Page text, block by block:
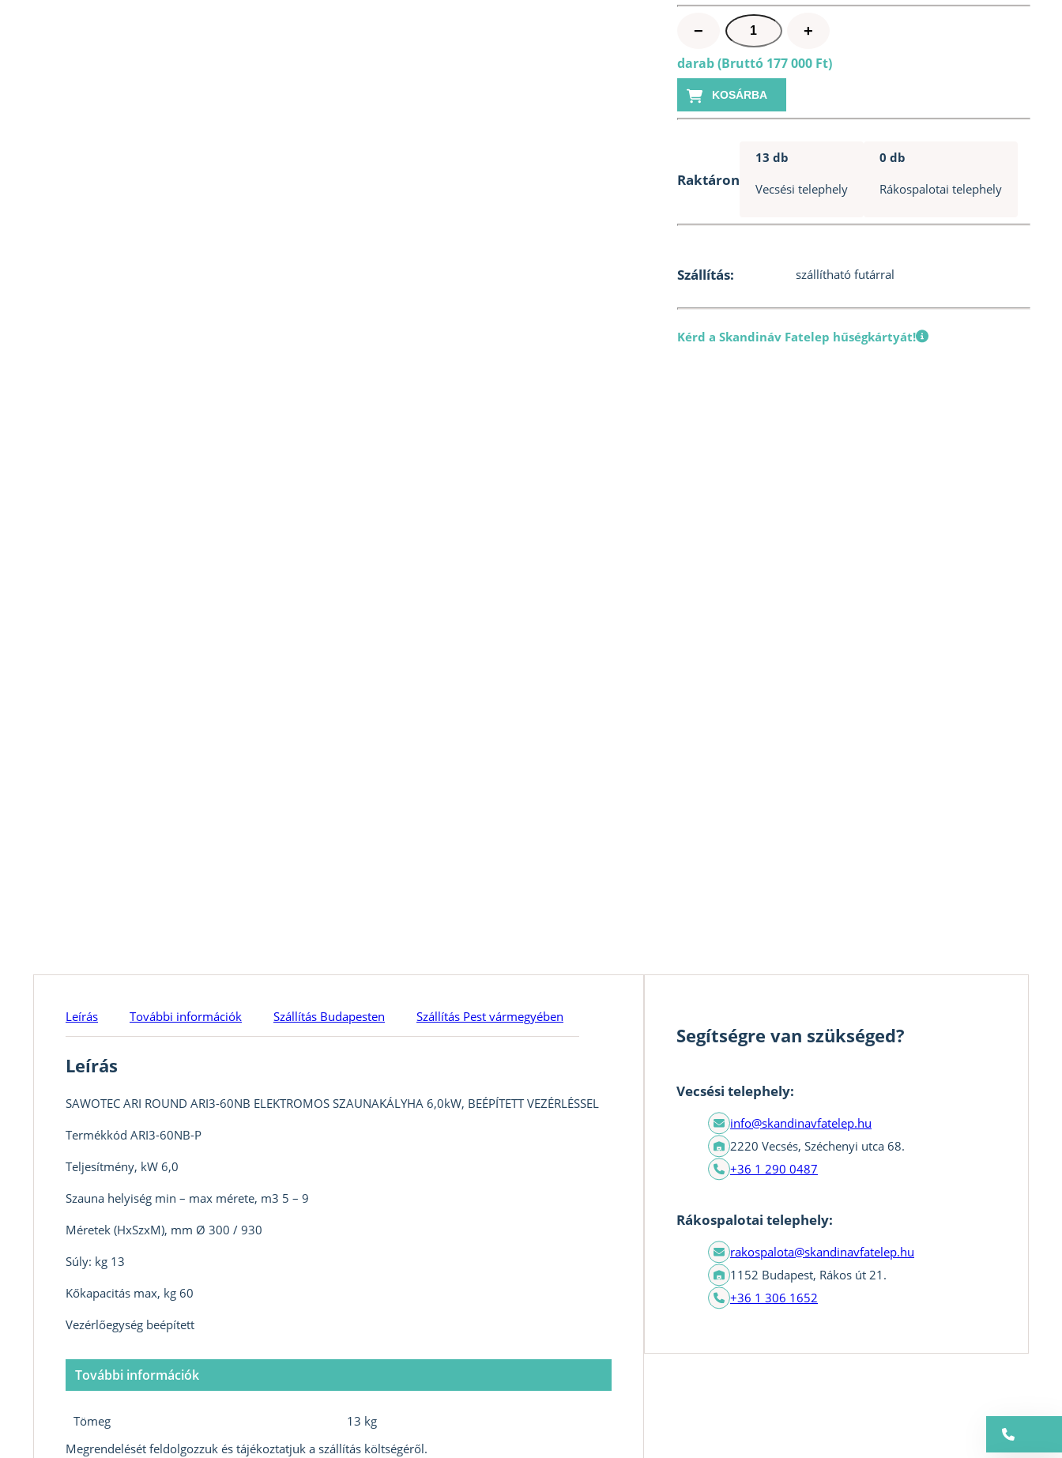
−
Sawo
ARI3
60NB
6,0
kW
kőtorony
mennyiség
+
darab (Bruttó 177 000 Ft)
KOSÁRBA
Raktáron
13 db
Vecsési telephely
0 db
Rákospalotai telephely
Szállítás: szállítható futárral
Kérd a Skandináv Fatelep hűségkártyát!
Leírás További információk Szállítás Budapesten Szállítás Pest vármegyében
Leírás
SAWOTEC ARI ROUND ARI3-60NB ELEKTROMOS SZAUNAKÁLYHA 6,0kW, BEÉPÍTETT VEZÉRLÉSSEL
Termékkód ARI3-60NB-P
Teljesítmény, kW 6,0
Szauna helyiség min – max mérete, m3 5 – 9
Méretek (HxSzxM), mm Ø 300 / 930
Súly: kg 13
Kőkapacitás max, kg 60
Vezérlőegység beépített
További információk
Tömeg
13 kg
Megrendelését feldolgozzuk és tájékoztatjuk a szállítás költségéről.
Segítségre van szükséged?
Vecsési telephely:
info@skandinavfatelep.hu
2220 Vecsés, Széchenyi utca 68.
+36 1 290 0487
Rákospalotai telephely:
rakospalota@skandinavfatelep.hu
1152 Budapest, Rákos út 21.
+36 1 306 1652